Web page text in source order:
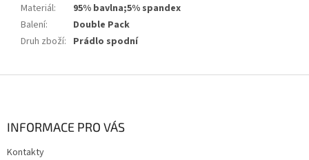
Materiál:
95% bavlna;5% spandex
Balení:
Double Pack
Druh zboží: Prádlo spodní
INFORMACE PRO VÁS
Kontakty